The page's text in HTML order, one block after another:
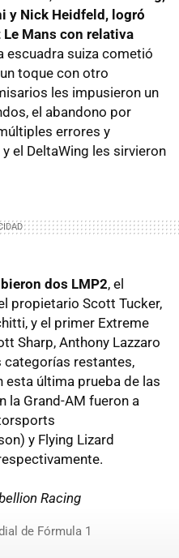
y Nick Heidfeld, logró
Mans con relativa
escuadra suiza cometió
toque con otro
les impusieron un
el abandono por
errores y
el DeltaWing les sirvieron
dos LMP2, el
propietario Scott Tucker,
y el primer Extreme
Sharp, Anthony Lazzaro
categorías restantes,
esta última prueba de las
la Grand-AM fueron a
y Flying Lizard
Racing
de Fórmula 1